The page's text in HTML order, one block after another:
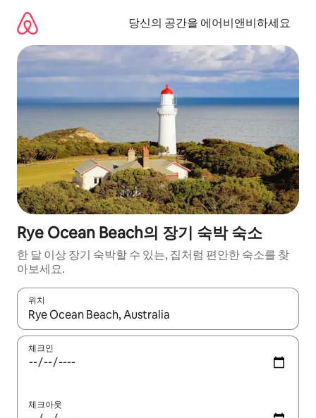
당신의 공간을 에어비앤비하세요
Rye Ocean Beach의 장기 숙박 숙소
한 달 이상 장기 숙박할 수 있는, 집처럼 편안한 숙소를 찾
아보세요.
위치
결과가 나오면 위·아래 화살표 키를 사용하거나 터치 또는 스와이
체크인
체크아웃